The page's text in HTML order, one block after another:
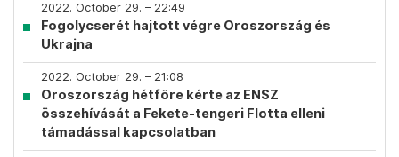
2022. October 29. – 22:49
Fogolycserét hajtott végre Oroszország és
Ukrajna
2022. October 29. – 21:08
Oroszország hétfőre kérte az ENSZ
összehívását a Fekete-tengeri Flotta elleni
támadással kapcsolatban